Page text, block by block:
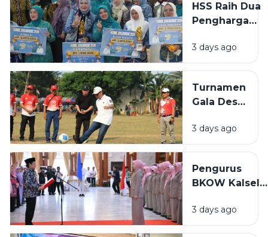
Amanah
Baru
Konsolidasi
HSS Raih Dua
Penghargaan
B2SA dan
Paduan
PKK Kalsel
2026
3 days ago
Turnamen
Gala Desa
Bamban
HSS Resmi
Wabup
Dorong
dan
Potensi
3 days ago
Pengurus
BKOW Kalsel
2030 Dilantik,
GOW HSS
3 days ago